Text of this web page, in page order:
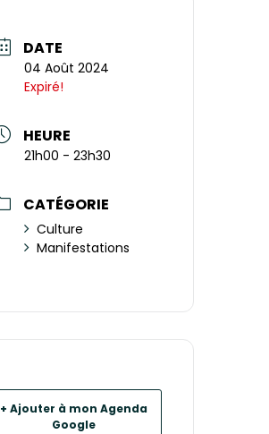
DATE
04 Août 2024
Expiré!
HEURE
21h00 - 23h30
CATÉGORIE
Culture
Manifestations
+ Ajouter à mon Agenda
Google